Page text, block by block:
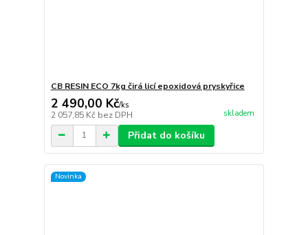
CB RESIN ECO 7kg čirá licí epoxidová pryskyřice
2 490,00 Kč/ks
2 057,85 Kč bez DPH skladem
Přidat do košíku
Novinka